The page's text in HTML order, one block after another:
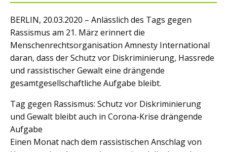
BERLIN, 20.03.2020 – Anlässlich des Tags gegen
Rassismus am 21. März erinnert die
Menschenrechtsorganisation Amnesty International
daran, dass der Schutz vor Diskriminierung, Hassrede
und rassistischer Gewalt eine drängende
gesamtgesellschaftliche Aufgabe bleibt.
Tag gegen Rassismus: Schutz vor Diskriminierung
und Gewalt bleibt auch in Corona-Krise drängende
Aufgabe ­­ ­ ­
­Einen Monat nach dem rassistischen Anschlag von